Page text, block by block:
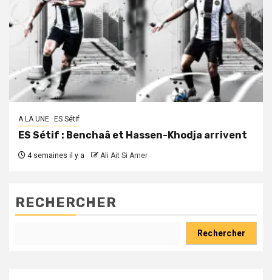
A LA UNE ES Sétif
ES Sétif : Benchaâ et Hassen-Khodja arrivent
4 semaines il y a Ali Ait Si Amer
RECHERCHER
Rechercher